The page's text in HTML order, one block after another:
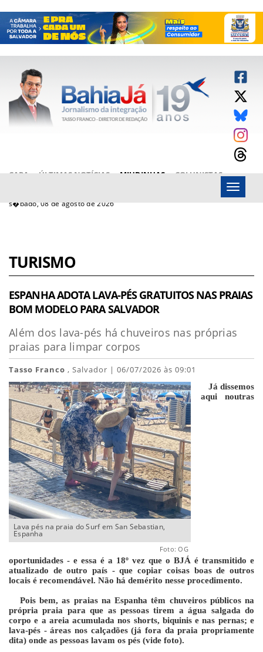
CAPA ÚLTIMAS NOTÍCIAS MIUDINHAS
COLUNISTAS
s�bado, 08 de agosto de 2026
Menu
TURISMO
ESPANHA ADOTA LAVA-PÉS GRATUITOS NAS PRAIAS
BOM MODELO PARA SALVADOR
Além dos lava-pés há chuveiros nas próprias
praias para limpar corpos
Tasso Franco , Salvador | 06/07/2026 às 09:01
Lava pés na praia do Surf em San Sebastian,
Espanha
Foto: OG
Já dissemos
aqui noutras
oportunidades - e essa é a 18º vez que o BJÁ é transmitido e
atualizado de outro país - que copiar coisas boas de outros
locais é recomendável. Não há demérito nesse procedimento.
Pois bem, as praias na Espanha têm chuveiros públicos na
própria praia para que as pessoas tirem a água salgada do
corpo e a areia acumulada nos shorts, biquinis e nas pernas; e
lava-pés - áreas nos calçadões (já fora da praia propriamente
dita) onde as pessoas lavam os pés (vide foto).